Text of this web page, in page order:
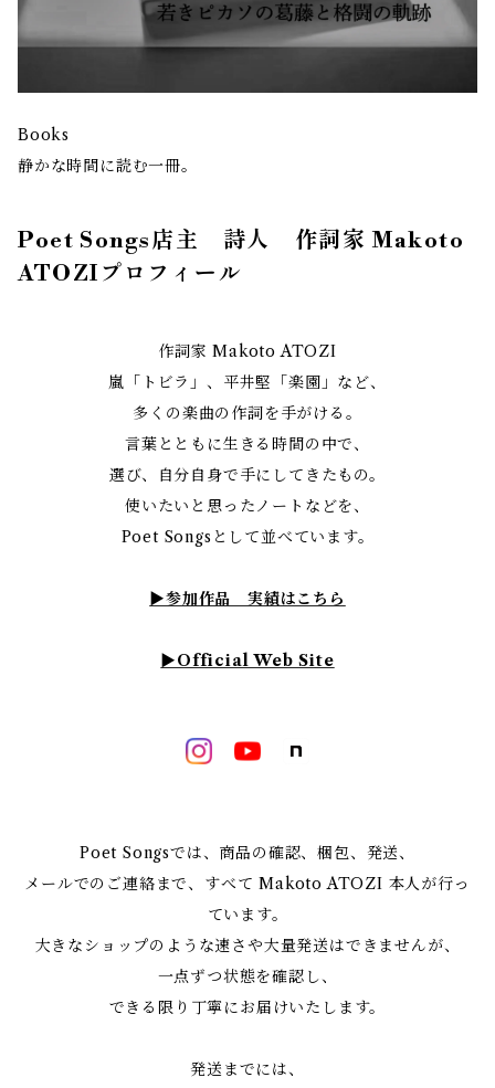
Books
静かな時間に読む一冊。
Poet Songs店主 詩人 作詞家 Makoto
ATOZIプロフィール
作詞家 Makoto ATOZI
嵐「トビラ」、平井堅「楽園」など、
多くの楽曲の作詞を手がける。
言葉とともに生きる時間の中で、
選び、自分自身で手にしてきたもの。
使いたいと思ったノートなどを、
Poet Songsとして並べています。
▶︎参加作品 実績はこちら
▶︎Official Web Site
Poet Songsでは、商品の確認、梱包、発送、
メールでのご連絡まで、すべて Makoto ATOZI 本人が行っ
ています。
大きなショップのような速さや大量発送はできませんが、
一点ずつ状態を確認し、
できる限り丁寧にお届けいたします。
発送までには、